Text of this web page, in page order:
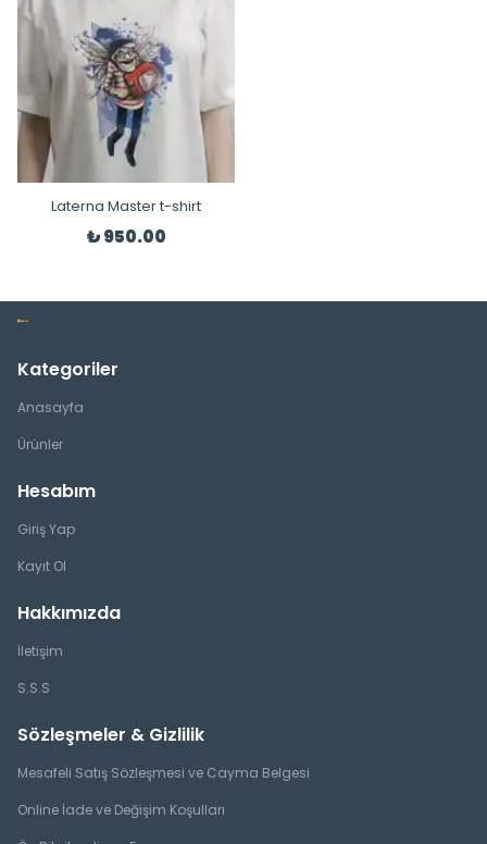
Laterna Master t-shirt
₺ 950.00
Kategoriler
Anasayfa
Ürünler
Hesabım
Giriş Yap
Kayıt Ol
Hakkımızda
İletişim
S.S.S
Sözleşmeler & Gizlilik
Mesafeli Satış Sözleşmesi ve Cayma Belgesi
Online İade ve Değişim Koşulları